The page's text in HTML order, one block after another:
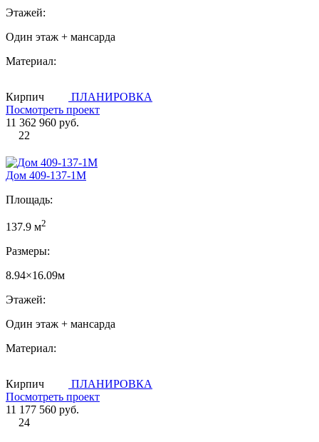
Этажей:
Один этаж + мансарда
Материал:
Кирпич
ПЛАНИРОВКА
Посмотреть проект
11 362 960 руб.
22
Дом 409-137-1М
Площадь:
137.9 м2
Размеры:
8.94×16.09м
Этажей:
Один этаж + мансарда
Материал:
Кирпич
ПЛАНИРОВКА
Посмотреть проект
11 177 560 руб.
24